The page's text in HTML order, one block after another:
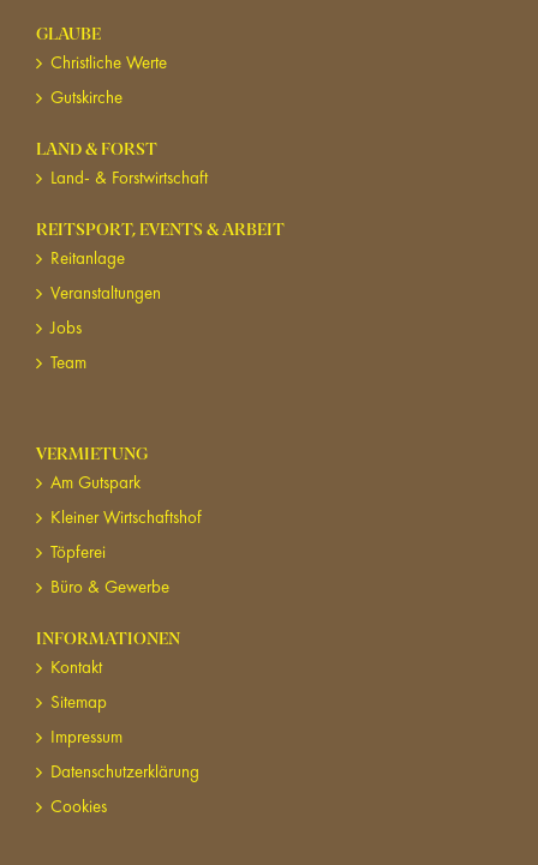
GLAUBE
Christliche Werte
Gutskirche
LAND & FORST
Land- & Forstwirtschaft
REITSPORT, EVENTS & ARBEIT
Reitanlage
Veranstaltungen
Jobs
Team
VERMIETUNG
Am Gutspark
Kleiner Wirtschaftshof
Töpferei
Büro & Gewerbe
INFORMATIONEN
Kontakt
Sitemap
Impressum
Datenschutzerklärung
Cookies